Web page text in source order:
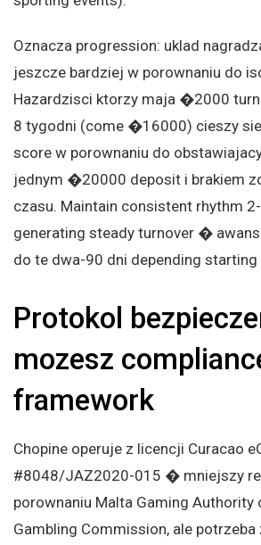
Oznacza progression: uklad
jeszcze bardziej w porownaniu do
Hazardzisci ktorzy maja �2000
8 tygodni (come �16000) cieszy
score w porownaniu do
jednym �20000 deposit i brakiem
czasu. Maintain consistent rhythm
generating steady turnover �
do te dwa-90 dni depending starting
Protokol
mozesz
framework
Chopine operuje z licencji Curacao
#8048/JAZ2020-015 � mniejszy
porownaniu Malta Gaming Authority
Gambling Commission, ale